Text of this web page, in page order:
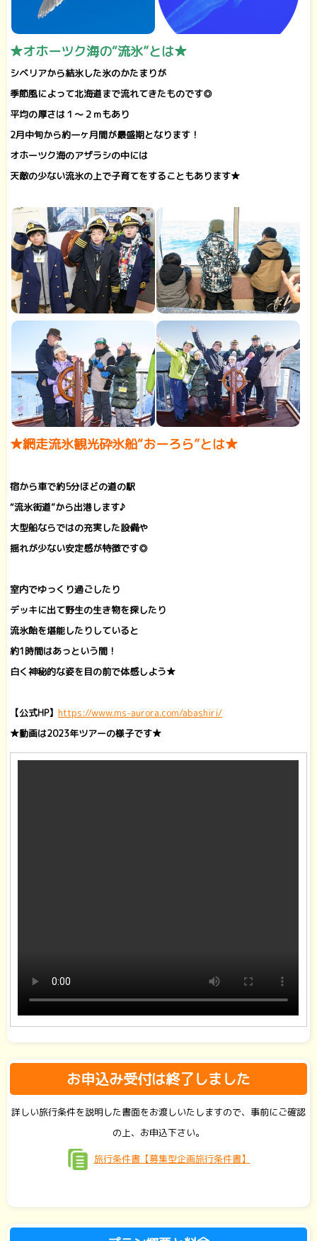
★オホーツク海の“流氷”とは★
シベリアから結氷した氷のかたまりが
季節風によって北海道まで流れてきたものです◎
平均の厚さは１～２ｍもあり
2月中旬から約一ヶ月間が最盛期となります！
オホーツク海のアザラシの中には
天敵の少ない流氷の上で子育てをすることもあります★
★網走流氷観光砕氷船“おーろら”とは★
宿から車で約5分ほどの道の駅
“流氷街道”から出港します♪
大型船ならではの充実した設備や
揺れが少ない安定感が特徴です◎
室内でゆっくり過ごしたり
デッキに出て野生の生き物を探したり
流氷飴を堪能したりしていると
約1時間はあっという間！
白く神秘的な姿を目の前で体感しよう★
【公式HP】https://www.ms-aurora.com/abashiri/
★動画は2023年ツアーの様子です★
お申込み受付は終了しました
詳しい旅行条件を説明した書面をお渡しいたしますので、事前にご確認
の上、お申込下さい。
旅行条件書【募集型企画旅行条件書】